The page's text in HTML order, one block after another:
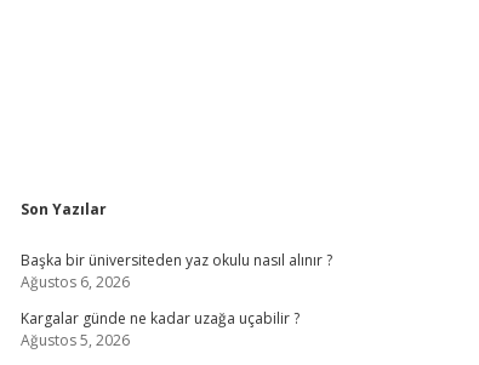
Sidebar
Son Yazılar
Başka bir üniversiteden yaz okulu nasıl alınır ?
Ağustos 6, 2026
Kargalar günde ne kadar uzağa uçabilir ?
Ağustos 5, 2026